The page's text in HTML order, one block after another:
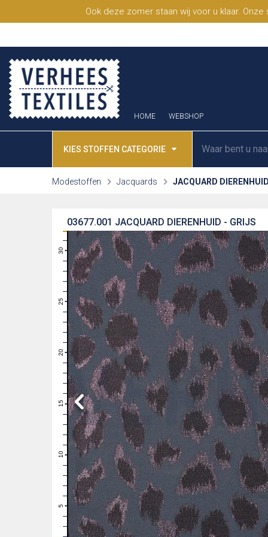
Ook deze zomer staan wij voor u klaar.
HOME WEBSHOP
KIES STOFFEN CATEGORIE
Modestoffen Jacquards JACQUARD DIERENHUID
JACQUARD DIERENHUID - GRIJS
03677.001
2
3
4
5
6
7
8
9
10
11
12
13
14
15
16
17
18
19
20
21
22
23
24
25
26
27
28
29
30
31